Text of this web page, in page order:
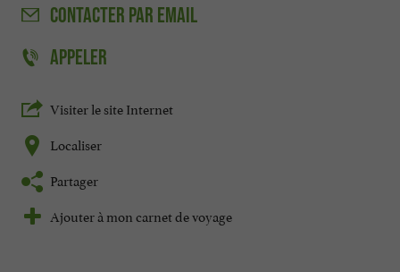
CONTACTER PAR EMAIL
APPELER
Visiter le site Internet
Localiser
Partager
Ajouter à mon carnet de voyage